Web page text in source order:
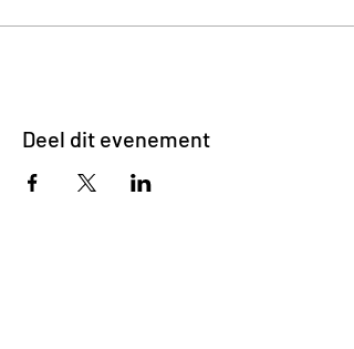
Deel dit evenement